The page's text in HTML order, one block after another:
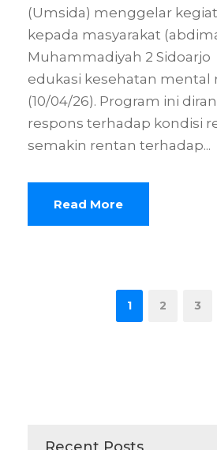
(Umsida) menggelar
kepada masyarakat
Muhammadiyah 2 Sidoarjo
edukasi kesehatan mental
(10/04/26). Program ini
respons terhadap kondisi
semakin rentan terhadap...
Read More
1 2 3